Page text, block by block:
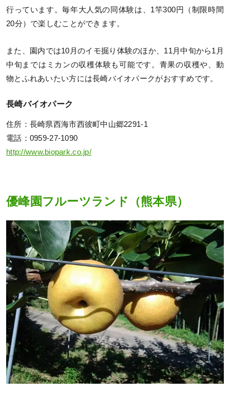
行っています。毎年大人気の同体験は、1竿300円（制限時間
20分）で楽しむことができます。
また、園内では10月のイモ掘り体験のほか、11月中旬から1月
中旬まではミカンの収穫体験も可能です。青果の収穫や、動
物とふれあいたい方には長崎バイオパークがおすすめです。
長崎バイオパーク
住所：長崎県西海市西彼町中山郷2291-1
電話：0959-27-1090
http://www.biopark.co.jp/
優峰園フルーツランド（熊本県）